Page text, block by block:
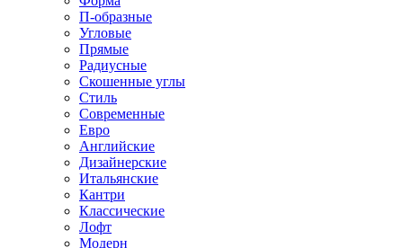
П-образные
Угловые
Прямые
Радиусные
Скошенные углы
Стиль
Современные
Евро
Английские
Дизайнерские
Итальянские
Кантри
Классические
Лофт
Модерн